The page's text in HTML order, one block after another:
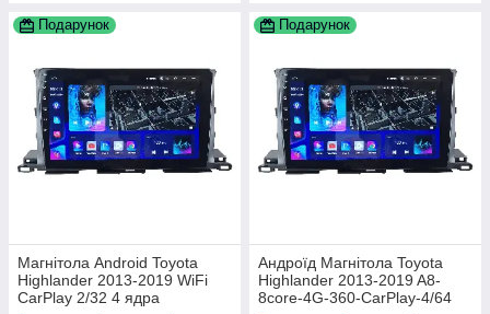
Подарунок
Магнітола Android Toyota
Highlander 2013-2019 WiFi
CarPlay 2/32 4 ядра
Подарунок
Андроїд Магнітола Toyota
Highlander 2013-2019 A8-
8core-4G-360-CarPlay-4/64